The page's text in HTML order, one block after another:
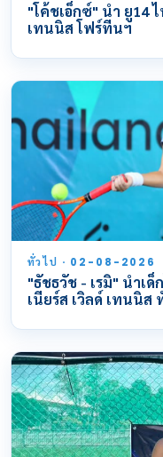
"โค้ชเอ็กซ์" นำ ยู14
เทนนิส โฟร์ทีนฯ
ทั่วไป · 02-08-2026
"ธัชธวัช - เรมิ" นำเด็
เนียร์ส เวิลด์ เทนนิส